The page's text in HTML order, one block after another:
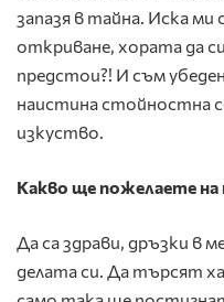
запазя в тайна. Иска ми
откриване, хората да
предстои?! И съм
наистина стойностна
изкуство.
Какво ще пожелаете
Да са здрави, дръзки в
делата си. Да търсят